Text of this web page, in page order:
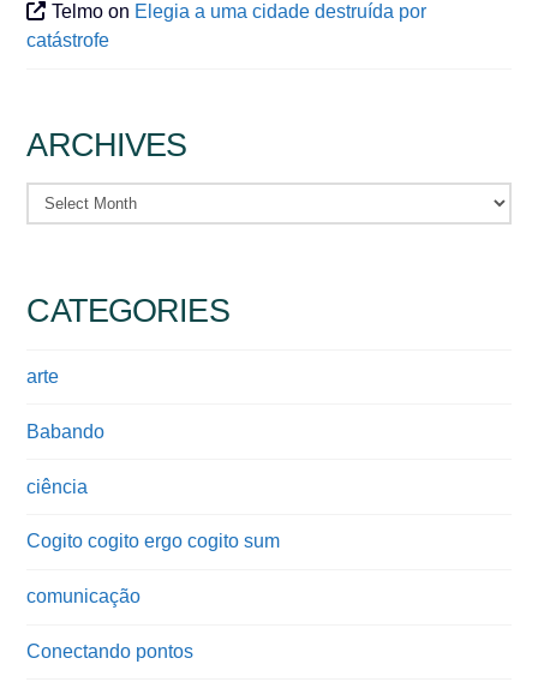
Telmo on Elegia a uma cidade destruída por
catástrofe
ARCHIVES
Archives
CATEGORIES
arte
Babando
ciência
Cogito cogito ergo cogito sum
comunicação
Conectando pontos